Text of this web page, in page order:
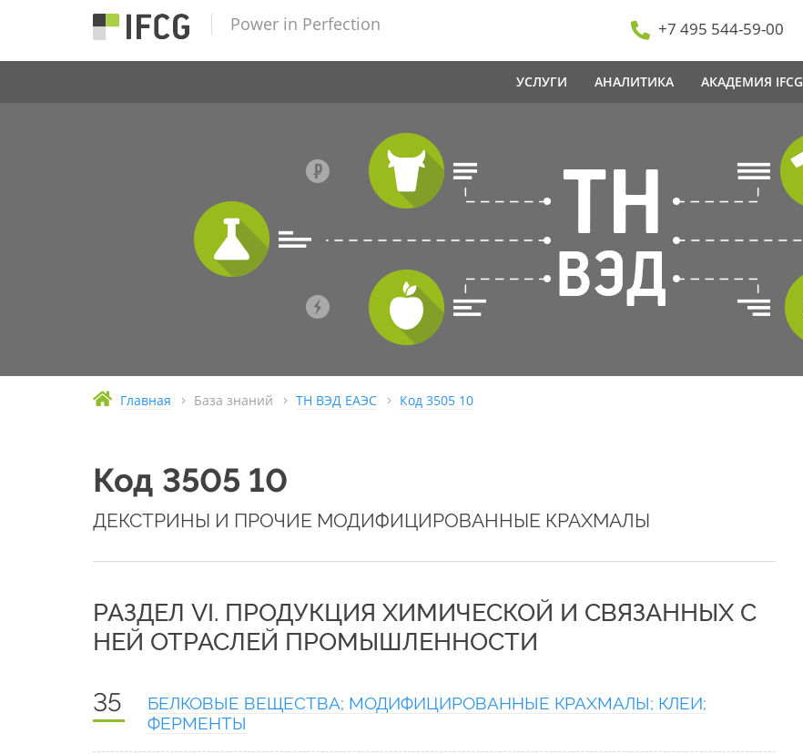
Power in Perfection +7 495 544-59-00
УСЛУГИ АНАЛИТИКА АКАДЕМИЯ IFCG
Главная База знаний ТН ВЭД ЕАЭС Код 3505 10
Код 3505 10
ДЕКСТРИНЫ И ПРОЧИЕ МОДИФИЦИРОВАННЫЕ КРАХМАЛЫ
РАЗДЕЛ VI. ПРОДУКЦИЯ ХИМИЧЕСКОЙ И СВЯЗАННЫХ С
НЕЙ ОТРАСЛЕЙ ПРОМЫШЛЕННОСТИ
35
БЕЛКОВЫЕ ВЕЩЕСТВА; МОДИФИЦИРОВАННЫЕ КРАХМАЛЫ; КЛЕИ;
ФЕРМЕНТЫ